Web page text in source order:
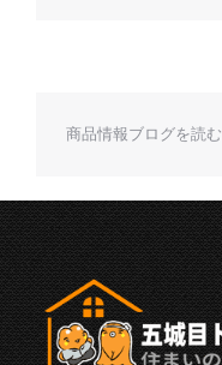
商品情報ブログを読む